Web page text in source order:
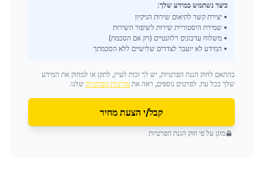
כיצד נשתמש במידע שלך:
• יצירת קשר לתיאום שירות הניקיון
• שמירת היסטוריית שירות לשיפור השירות
• משלוח עדכונים רלוונטיים (רק אם הסכמת)
• המידע לא יועבר לצדדים שלישיים ללא הסכמתך
בהתאם לחוק הגנת הפרטיות, יש לך זכות לעיין, לתקן או למחוק את המידע
שלך בכל עת. לפרטים נוספים, ראה את מדיניות הפרטיות שלנו.
קבל/י הצעת מחיר
מוגן על פי חוק הגנת הפרטיות